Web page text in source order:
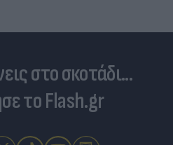
στο σκοτάδι...
το Flash.gr